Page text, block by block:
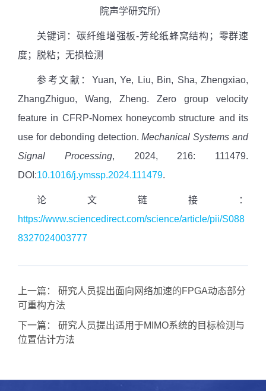
院声学研究所）
关键词： 碳纤维增强板-芳纶纸蜂窝结构；零群速
度；脱粘；无损检测
参考文献 ： Yuan, Ye, Liu, Bin, Sha, Zhengxiao,
ZhangZhiguo, Wang, Zheng. Zero group velocity
feature in CFRP-Nomex honeycomb structure and its
use for debonding detection.Mechanical Systems and
Signal Processing, 2024, 216: 111479.
DOI:10.1016/j.ymssp.2024.111479.
论文链接：
https://www.sciencedirect.com/science/article/pii/S088
8327024003777
上一篇：
研究人员提出面向网络加速的FPGA动态部分
可重构方法
下一篇：
研究人员提出适用于MIMO系统的目标检测与
位置估计方法